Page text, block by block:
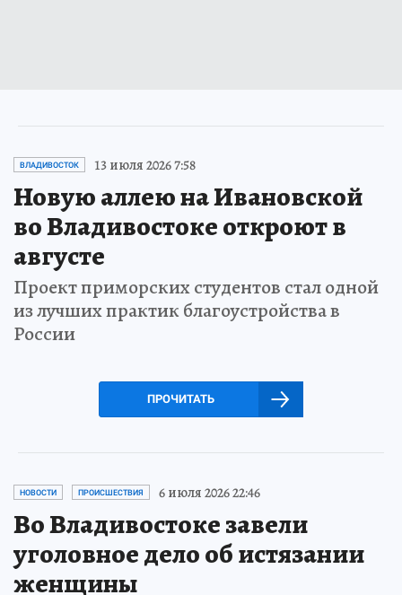
ВЛАДИВОСТОК 13 июля 2026 7:58
Новую аллею на Ивановской
во Владивостоке откроют в
августе
Проект приморских студентов стал одной
из лучших практик благоустройства в
России
ПРОЧИТАТЬ
НОВОСТИ ПРОИСШЕСТВИЯ 6 июля 2026 22:46
Во Владивостоке завели
уголовное дело об истязании
женщины